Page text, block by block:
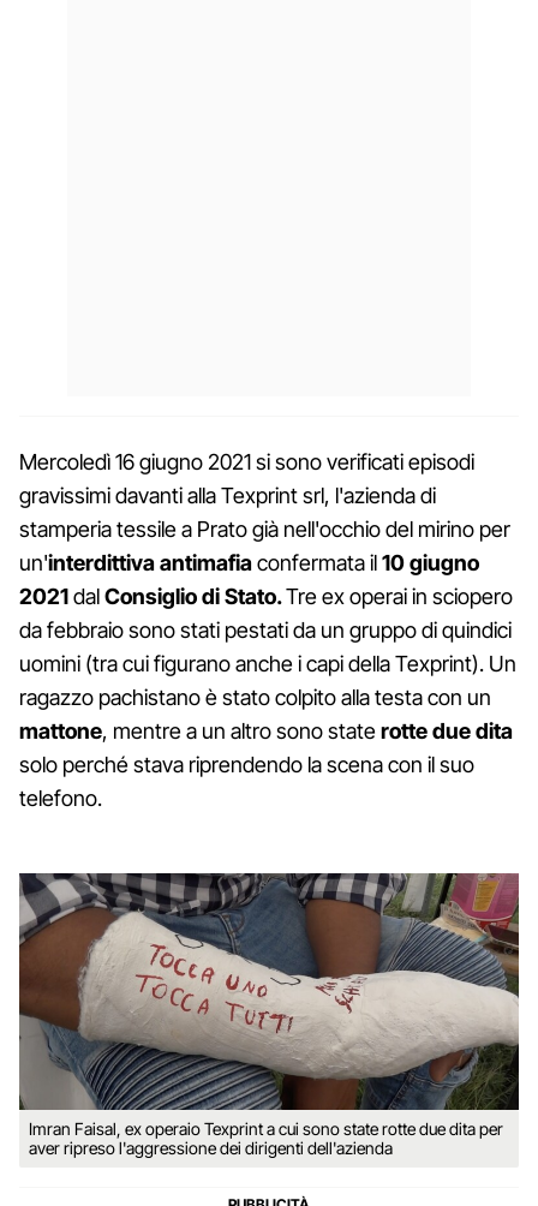
Mercoledì 16 giugno 2021 si sono verificati episodi
gravissimi davanti alla Texprint srl, l'azienda di
stamperia tessile a Prato già nell'occhio del mirino per
un'interdittiva antimafiaconfermata il10 giugno
2021dalConsiglio di Stato.Tre ex operai in sciopero
da febbraio sono stati pestati da un gruppo di quindici
uomini (tra cui figurano anche i capi della Texprint). Un
ragazzo pachistano è stato colpito alla testa con un
mattone, mentre a un altro sono staterotte due dita
solo perché stava riprendendo la scena con il suo
telefono.
Imran Faisal, ex operaio Texprint a cui sono state rotte due dita per
aver ripreso l'aggressione dei dirigenti dell'azienda